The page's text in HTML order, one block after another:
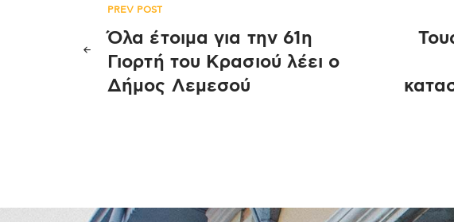
Πλοήγηση
άρθρων
PREV POST
Όλα έτοιμα για την 61η
Γιορτή του Κρασιού λέει ο
Δήμος Λεμεσού